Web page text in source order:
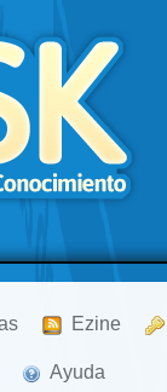
Ezine
Ayuda